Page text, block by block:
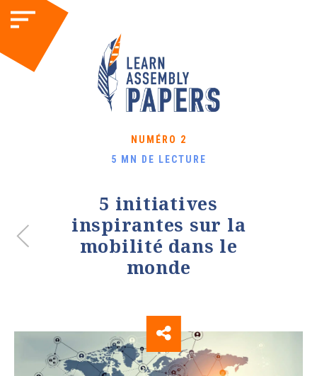
NUMÉRO 2
5 MN DE LECTURE
5 initiatives
inspirantes sur la
mobilité dans le
monde